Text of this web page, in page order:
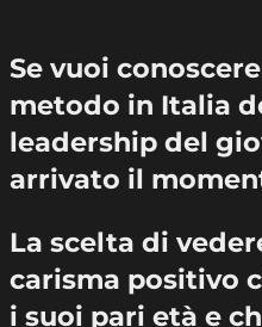
Se vuoi
metodo in Italia
leadership del
arrivato il
La scelta di
carisma positivo
i suoi pari età e